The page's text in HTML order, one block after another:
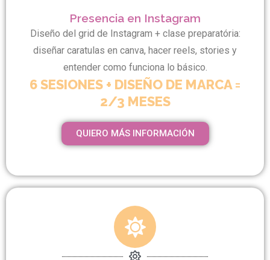
Presencia en Instagram
Diseño del grid de Instagram + clase preparatória:
diseñar caratulas en canva, hacer reels, stories y
entender como funciona lo básico.
6 SESIONES + DISEÑO DE MARCA =
2/3 MESES
QUIERO MÁS INFORMACIÓN